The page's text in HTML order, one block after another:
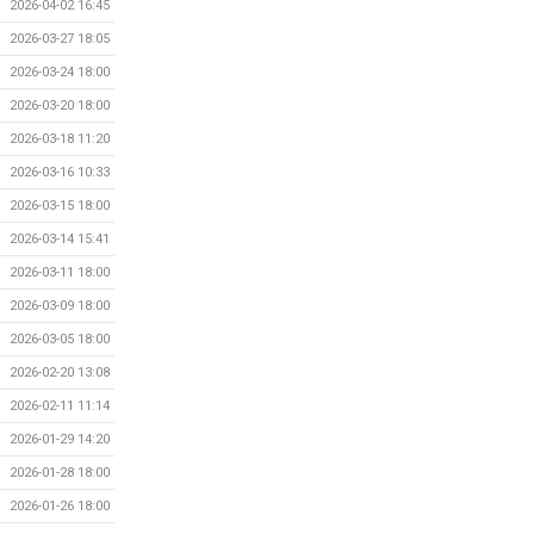
2026-04-02 16:45
2026-03-27 18:05
2026-03-24 18:00
2026-03-20 18:00
2026-03-18 11:20
2026-03-16 10:33
2026-03-15 18:00
2026-03-14 15:41
2026-03-11 18:00
2026-03-09 18:00
2026-03-05 18:00
2026-02-20 13:08
2026-02-11 11:14
2026-01-29 14:20
2026-01-28 18:00
2026-01-26 18:00